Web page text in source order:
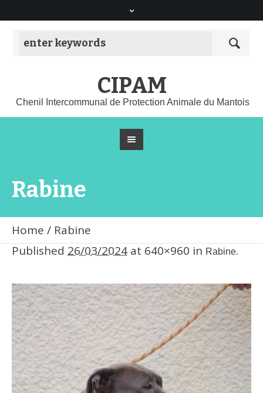
CIPAM
Chenil Intercommunal de Protection Animale du Mantois
Rabine
Home / Rabine
Published 26/03/2024 at 640×960 in Rabine.